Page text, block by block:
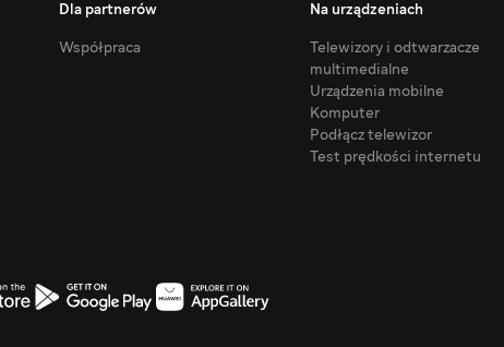
Dla partnerów
Współpraca
Na urządzeniach
Telewizory i odtwarzacze
multimedialne
Urządzenia mobilne
Komputer
Podłącz telewizor
Test prędkości internetu